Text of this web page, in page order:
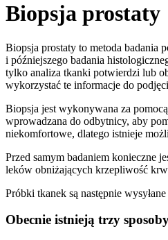
Biopsja prostaty
Biopsja prostaty to metoda badania
i późniejszego badania
tylko analiza tkanki potwierdzi lub
wykorzystać te informacje do
Biopsja jest wykonywana za
wprowadzana do odbytnicy, aby
niekomfortowe, dlatego istnieje
Przed samym badaniem konieczne
leków obniżających krzepliwość
Próbki tkanek są następnie
Obecnie istnieją trzy